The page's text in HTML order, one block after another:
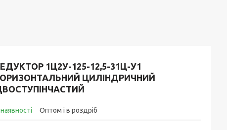
1Ц2У-125-12,5-31Ц-У1
ЦИЛІНДРИЧНИЙ
Оптом і в роздріб